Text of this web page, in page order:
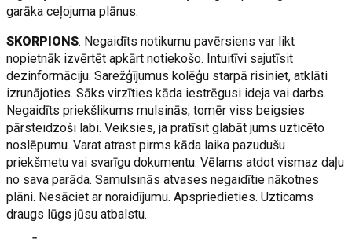
garāka ceļojuma plānus.
SKORPIONS. Negaidīts notikumu pavērsiens var likt
nopietnāk izvērtēt apkārt notiekošo. Intuitīvi sajutīsit
dezinformāciju. Sarežģījumus kolēģu starpā risiniet, atklāti
izrunājoties. Sāks virzīties kāda iestrēgusi ideja vai darbs.
Negaidīts priekšlikums mulsinās, tomēr viss beigsies
pārsteidzoši labi. Veiksies, ja pratīsit glabāt jums uzticēto
noslēpumu. Varat atrast pirms kāda laika pazudušu
priekšmetu vai svarīgu dokumentu. Vēlams atdot vismaz daļu
no sava parāda. Samulsinās atvases negaidītie nākotnes
plāni. Nesāciet ar noraidījumu. Apspriedieties. Uzticams
draugs lūgs jūsu atbalstu.